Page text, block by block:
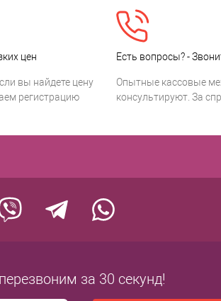
цен
вы найдете цену
регистрацию
Есть вопросы? -
Опытные кассовые
консультируют. За
за 30 секунд!